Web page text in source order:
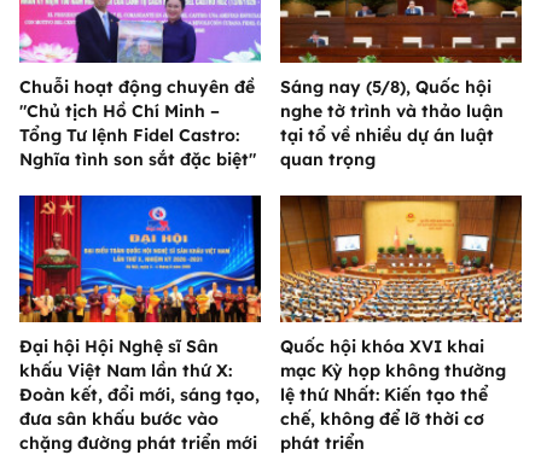
Chuỗi hoạt động chuyên đề
"Chủ tịch Hồ Chí Minh –
Tổng Tư lệnh Fidel Castro:
Nghĩa tình son sắt đặc biệt"
Sáng nay (5/8), Quốc hội
nghe tờ trình và thảo luận
tại tổ về nhiều dự án luật
quan trọng
Đại hội Hội Nghệ sĩ Sân
khấu Việt Nam lần thứ X:
Đoàn kết, đổi mới, sáng tạo,
đưa sân khấu bước vào
chặng đường phát triển mới
Quốc hội khóa XVI khai
mạc Kỳ họp không thường
lệ thứ Nhất: Kiến tạo thể
chế, không để lỡ thời cơ
phát triển